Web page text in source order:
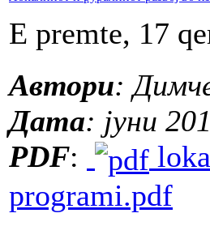
E premte, 17
Автори:
Дата: јуни
PDF:
programi.pdf